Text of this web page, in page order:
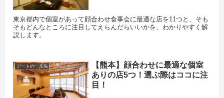
東京都内で個室があって顔合わせ食事会に最適な店を11つと、そも
そもどんなところに注目してえらんだらいいかを、わかりやすく解
説します。
デートの一歩先
【熊本】顔合わせに最適な個室
ありの店5つ！選ぶ際はココに注
目！